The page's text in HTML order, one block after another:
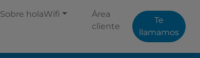
Sobre holaWifi
Área
cliente
Te
llamamos